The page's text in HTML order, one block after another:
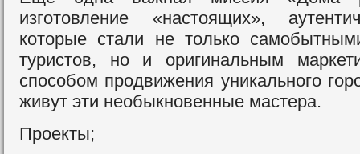
изготовление «настоящих»,
которые стали не только
туристов, но и оригинальным
способом продвижения уникального
живут эти необыкновенные мастера.
Проекты;